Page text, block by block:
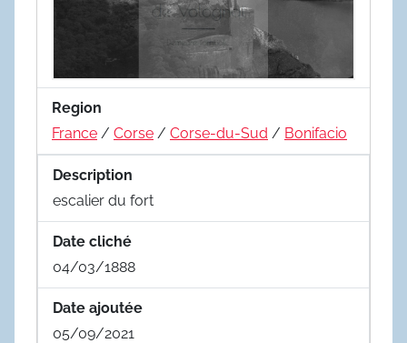
Region
France / Corse / Corse-du-Sud / Bonifacio
Description
escalier du fort
Date cliché
04/03/1888
Date ajoutée
05/09/2021